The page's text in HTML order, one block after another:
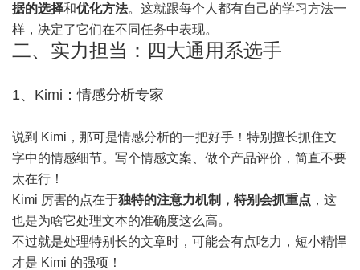
据的选择和优化方法。这就跟每个人都有自己的学习方法一
样，决定了它们在不同任务中表现。
二、实力担当：四大通用系选手
1、Kimi：情感分析专家
说到 Kimi，那可是情感分析的一把好手！特别擅长抓住文
字中的情感细节。写个情感文案、做个产品评价，简直不要
太在行！
Kimi 厉害的点在于独特的注意力机制，特别会抓重点 ，这
也是为啥它处理文本的准确度这么高。
不过就是处理特别长的文章时，可能会有点吃力，短小精悍
才是 Kimi 的强项！